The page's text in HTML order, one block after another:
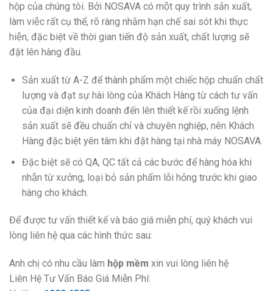
hộp của chúng tôi. Bởi NOSAVA có một quy trình sản xuất,
làm việc rất cụ thể, rõ ràng nhằm hạn chế sai sót khi thực
hiện, đặc biệt về thời gian tiến độ sản xuất, chất lượng sẽ
đặt lên hàng đầu.
Sản xuất từ A-Z để thành phẩm một chiếc hộp chuẩn chất
lượng và đạt sự hài lòng của Khách Hàng từ cách tư vấn
của đại diện kinh doanh đến lên thiết kế rồi xuống lệnh
sản xuất sẽ đều chuẩn chỉ và chuyên nghiệp, nên Khách
Hàng đặc biệt yên tâm khi đặt hàng tại nhà máy NOSAVA.
Đặc biệt sẽ có QA, QC tất cả các bước để hàng hóa khi
nhận từ xưởng, loại bỏ sản phẩm lỗi hỏng trước khi giao
hàng cho khách.
Để được tư vấn thiết kế và báo giá miễn phí, quý khách vui
lòng liên hệ qua các hình thức sau:
Anh chị có nhu cầu làm hộp mềm xin vui lòng liên hệ
Liên Hệ Tư Vấn Báo Giá Miễn Phí: